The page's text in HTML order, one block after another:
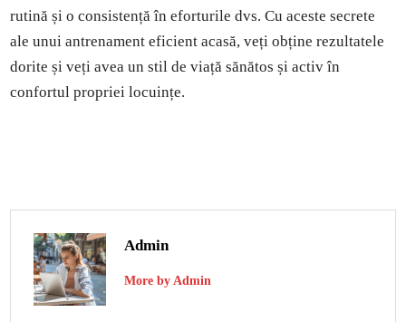
rutină și o consistență în eforturile dvs. Cu aceste secrete
ale unui antrenament eficient acasă, veți obține rezultatele
dorite și veți avea un stil de viață sănătos și activ în
confortul propriei locuințe.
Admin
More by Admin